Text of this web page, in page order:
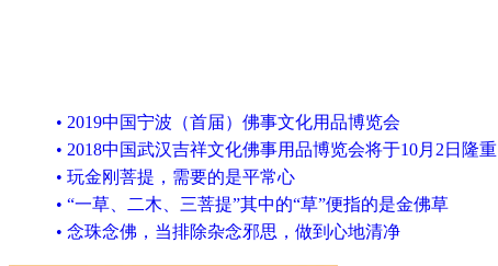
• 2019中国宁波（首届）佛事文化用品博览会
• 2018中国武汉吉祥文化佛事用品博览会将于10月2日隆重
• 玩金刚菩提，需要的是平常心
• “一草、二木、三菩提”其中的“草”便指的是金佛草
• 念珠念佛，当排除杂念邪思，做到心地清净